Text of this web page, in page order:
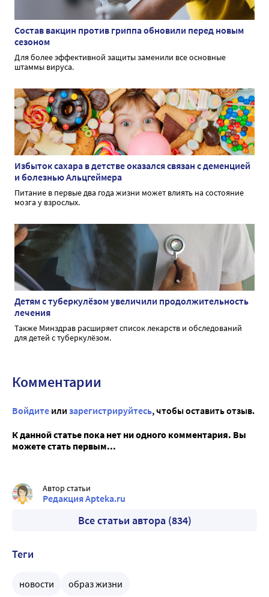
Состав вакцин против гриппа обновили перед новым
сезоном
Для более эффективной защиты заменили все основные
штаммы вируса.
Избыток сахара в детстве оказался связан с деменцией
и болезнью Альцгеймера
Питание в первые два года жизни может влиять на состояние
мозга у взрослых.
Детям с туберкулёзом увеличили продолжительность
лечения
Также Минздрав расширяет список лекарств и обследований
для детей с туберкулёзом.
Комментарии
Войдите или зарегистрируйтесь, чтобы оставить отзыв.
К данной статье пока нет ни одного комментария. Вы
можете стать первым...
Автор статьи
Редакция Apteka.ru
Все статьи автора (834)
Теги
новости образ жизни